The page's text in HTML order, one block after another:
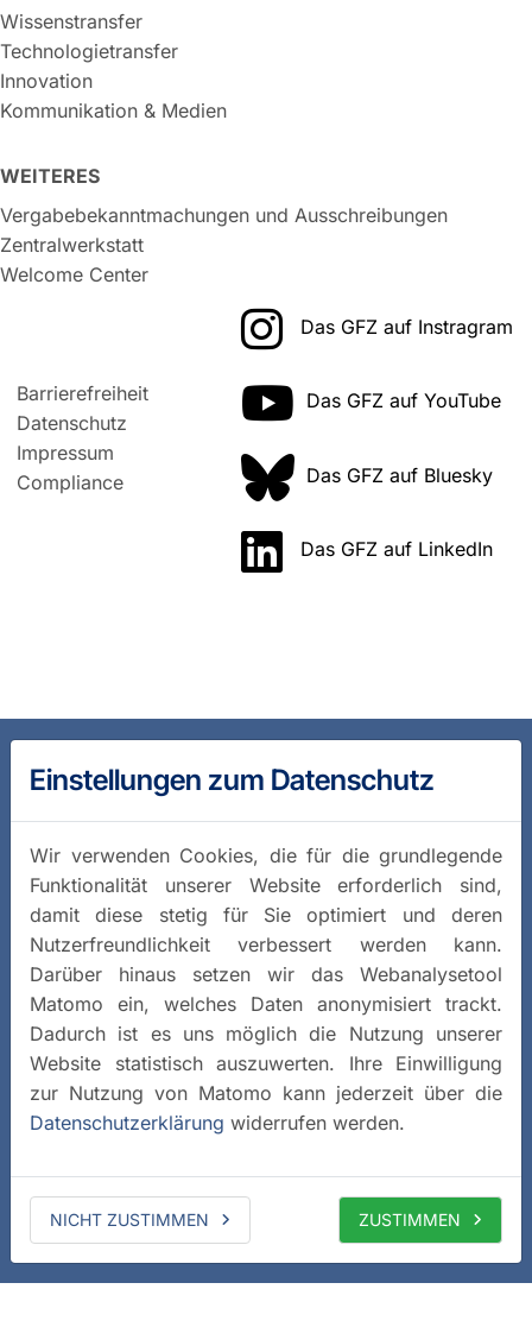
Wissenstransfer
Technologietransfer
Innovation
Kommunikation & Medien
WEITERES
Vergabebekanntmachungen und Ausschreibungen
Zentralwerkstatt
Welcome Center
Barrierefreiheit
Datenschutz
Impressum
Compliance
Das GFZ auf Instragram
Das GFZ auf YouTube
Das GFZ auf Bluesky
Das GFZ auf LinkedIn
Einstellungen zum Datenschutz
Wir verwenden Cookies, die für die grundlegende
Funktionalität unserer Website erforderlich sind,
damit diese stetig für Sie optimiert und deren
Nutzerfreundlichkeit verbessert werden kann.
Darüber hinaus setzen wir das Webanalysetool
Matomo ein, welches Daten anonymisiert trackt.
Dadurch ist es uns möglich die Nutzung unserer
Website statistisch auszuwerten. Ihre Einwilligung
zur Nutzung von Matomo kann jederzeit über die
Datenschutzerklärung widerrufen werden.
NICHT ZUSTIMMEN ZUSTIMMEN